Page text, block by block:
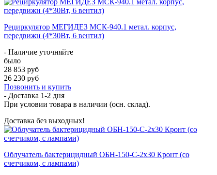
Рециркулятор МЕГИДЕЗ МСК-940.1 метал. корпус,
передвижн (4*30Вт, 6 вентил)
- Наличие уточняйте
было
28 853 руб
26 230 руб
Позвонить и купить
- Доставка 1-2 дня
При условии товара в наличии (осн. склад).
Доставка без выходных!
Облучатель бактерицидный ОБН-150-С-2x30 Кронт (со
счетчиком, с лампами)